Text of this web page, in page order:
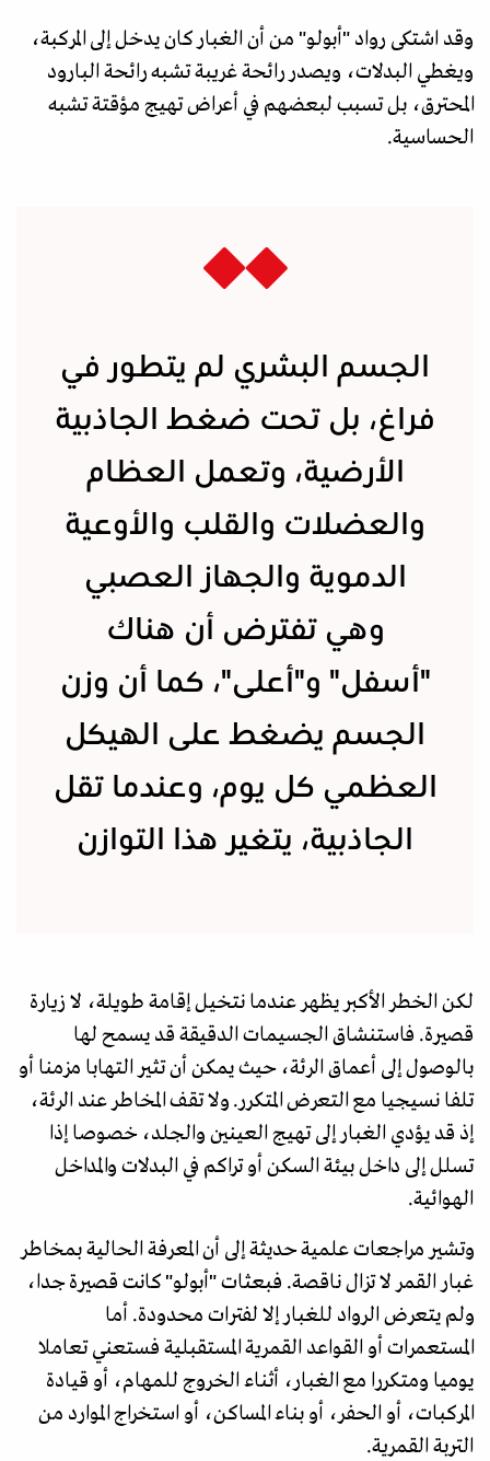
وقد اشتكى رواد "أبولو" من أن الغبار كان يدخل إلى المركبة،
ويغطي البدلات، ويصدر رائحة غريبة تشبه رائحة البارود
المحترق، بل تسبب لبعضهم في أعراض تهيج مؤقتة تشبه
الحساسية.
الجسم البشري لم يتطور في
فراغ، بل تحت ضغط الجاذبية
الأرضية، وتعمل العظام
والعضلات والقلب والأوعية
الدموية والجهاز العصبي
وهي تفترض أن هناك
"أسفل" و"أعلى"، كما أن وزن
الجسم يضغط على الهيكل
العظمي كل يوم، وعندما تقل
الجاذبية، يتغير هذا التوازن
لكن الخطر الأكبر يظهر عندما نتخيل إقامة طويلة، لا زيارة
قصيرة. فاستنشاق الجسيمات الدقيقة قد يسمح لها
بالوصول إلى أعماق الرئة، حيث يمكن أن تثير التهابا مزمنا أو
تلفا نسيجيا مع التعرض المتكرر. ولا تقف المخاطر عند الرئة،
إذ قد يؤدي الغبار إلى تهيج العينين والجلد، خصوصا إذا
تسلل إلى داخل بيئة السكن أو تراكم في البدلات والمداخل
الهوائية.
وتشير مراجعات علمية حديثة إلى أن المعرفة الحالية بمخاطر
غبار القمر لا تزال ناقصة. فبعثات "أبولو" كانت قصيرة جدا،
ولم يتعرض الرواد للغبار إلا لفترات محدودة. أما
المستعمرات أو القواعد القمرية المستقبلية فستعني تعاملا
يوميا ومتكررا مع الغبار، أثناء الخروج للمهام، أو قيادة
المركبات، أو الحفر، أو بناء المساكن، أو استخراج الموارد من
التربة القمرية.